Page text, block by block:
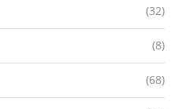
(32)
(8)
(68)